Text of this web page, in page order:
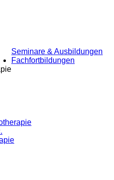
Seminare & Ausbildungen
Fachfortbildungen